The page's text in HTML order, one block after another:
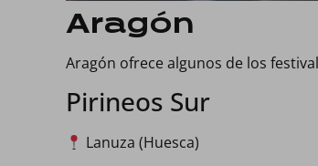
Aragón
Aragón ofrece algunos de los
Pirineos Sur
Lanuza (Huesca)